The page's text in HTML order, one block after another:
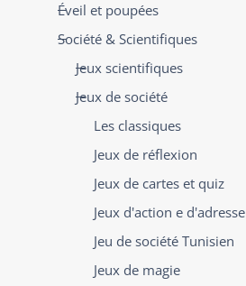
Éveil et poupées
Société & Scientifiques
Jeux scientifiques
Jeux de société
Les classiques
Jeux de réflexion
Jeux de cartes et quiz
Jeux d'action e d'adresse
Jeu de société Tunisien
Jeux de magie